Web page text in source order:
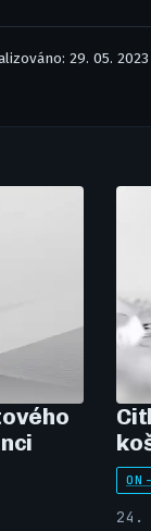
29. 05. 2023
24.